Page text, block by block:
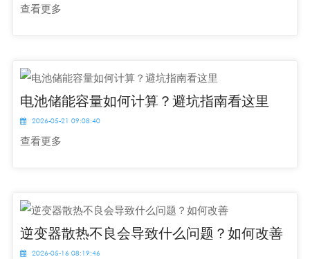
查看更多
电池储能容量如何计算？避坑指南看这里
2026-05-21 09:08:40
查看更多
逆变器散热不良会导致什么问题？如何改善
2026-05-16 08:19:46